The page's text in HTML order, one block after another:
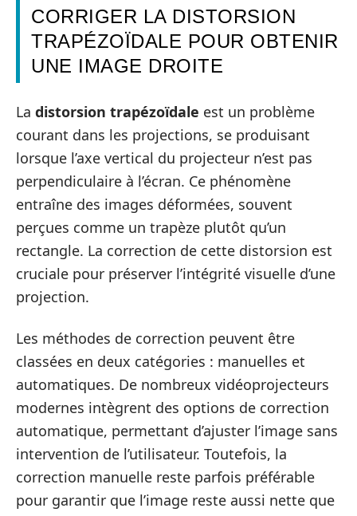
CORRIGER LA DISTORSION
TRAPÉZOÏDALE POUR OBTENIR
UNE IMAGE DROITE
La distorsion trapézoïdale est un problème
courant dans les projections, se produisant
lorsque l’axe vertical du projecteur n’est pas
perpendiculaire à l’écran. Ce phénomène
entraîne des images déformées, souvent
perçues comme un trapèze plutôt qu’un
rectangle. La correction de cette distorsion est
cruciale pour préserver l’intégrité visuelle d’une
projection.
Les méthodes de correction peuvent être
classées en deux catégories : manuelles et
automatiques. De nombreux vidéoprojecteurs
modernes intègrent des options de correction
automatique, permettant d’ajuster l’image sans
intervention de l’utilisateur. Toutefois, la
correction manuelle reste parfois préférable
pour garantir que l’image reste aussi nette que